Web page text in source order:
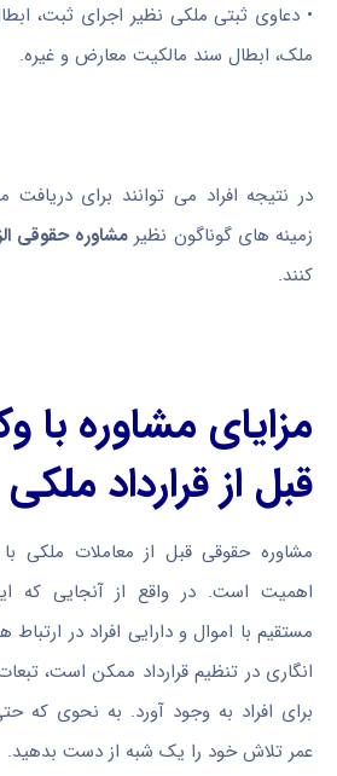
• دعاوی ثبتی ملکی نظیر اجرای ثبت،
ملک، ابطال سند مالکیت معارض و غیره.
در نتیجه افراد می توانند برای دریافت
زمینه های گوناگون نظیر مشاوره حقوقی
کنند.
مزایای مشاوره با
قبل از قرارداد ملکی
مشاوره حقوقی قبل از معاملات ملکی
اهمیت است. در واقع از آنجایی که
مستقیم با اموال و دارایی افراد در
انگاری در تنظیم قرارداد ممکن است،
برای افراد به وجود آورد. به نحوی
عمر تلاش خود را یک شبه از دست بدهید.